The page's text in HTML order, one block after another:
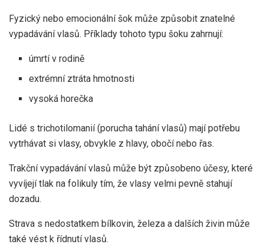
Fyzický nebo emocionální šok může způsobit znatelné
vypadávání vlasů. Příklady tohoto typu šoku zahrnují:
úmrtí v rodině
extrémní ztráta hmotnosti
vysoká horečka
Lidé s trichotilomanií (porucha tahání vlasů) mají potřebu
vytrhávat si vlasy, obvykle z hlavy, obočí nebo řas.
Trakční vypadávání vlasů může být způsobeno účesy, které
vyvíjejí tlak na folikuly tím, že vlasy velmi pevně stahují
dozadu.
Strava s nedostatkem bílkovin, železa a dalších živin může
také vést k řídnutí vlasů.